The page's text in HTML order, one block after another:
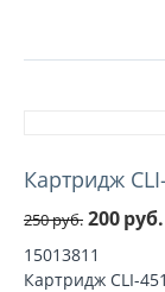
Картридж
250руб. 200руб.
15013811
Картридж CLI-